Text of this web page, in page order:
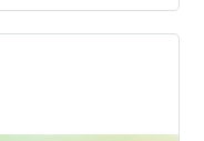
、テスト週間に入
からみんなが本腰を
哨戦として手を付
…